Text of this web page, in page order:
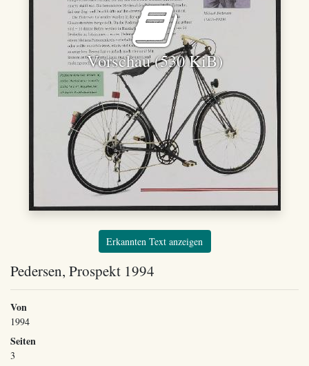
Vorschau (530 KiB)
Erkannten Text anzeigen
Pedersen, Prospekt 1994
Von
1994
Seiten
3